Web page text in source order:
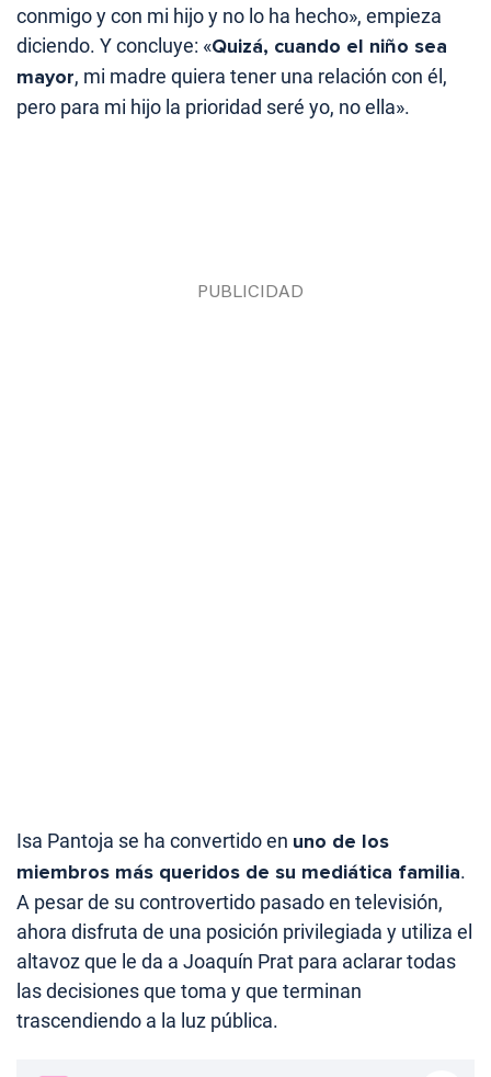
conmigo y con mi hijo y no lo ha hecho», empieza
diciendo. Y concluye: «Quizá, cuando el niño sea
mayor, mi madre quiera tener una relación con él,
pero para mi hijo la prioridad seré yo, no ella».
Isa Pantoja se ha convertido en uno de los
miembros más queridos de su mediática familia.
A pesar de su controvertido pasado en televisión,
ahora disfruta de una posición privilegiada y utiliza el
altavoz que le da a Joaquín Prat para aclarar todas
las decisiones que toma y que terminan
trascendiendo a la luz pública.